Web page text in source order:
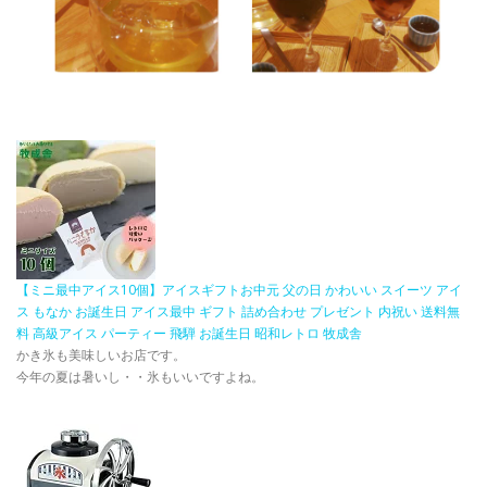
【ミニ最中アイス10個】アイスギフトお中元 父の日 かわいい スイーツ アイ
ス もなか お誕生日 アイス最中 ギフト 詰め合わせ プレゼント 内祝い 送料無
料 高級アイス パーティー 飛騨 お誕生日 昭和レトロ 牧成舎
かき氷も美味しいお店です。
今年の夏は暑いし・・氷もいいですよね。